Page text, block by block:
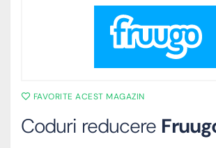
FAVORITE ACEST MAGAZIN
Coduri reducere